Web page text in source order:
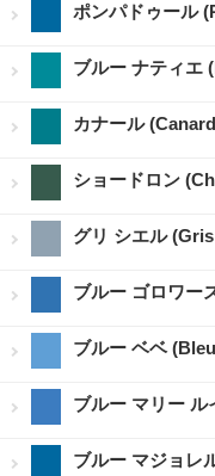
ポンパドゥール
ブルー ナティエ
カナール
ショードロン
グリ シエル
ブルー ゴロワー
ブルー ベベ
ブルー マリー
ブルー マジョレ